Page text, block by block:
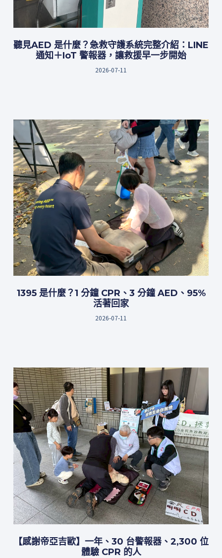
聽見AED 是什麼？急救守護系統完整介紹：LINE
通知＋IoT 警報器，讓救援早一步開始
2026-07-11
1395 是什麼？1 分鐘 CPR、3 分鐘 AED、95%
活著回家
2026-07-11
【感謝帝亞吉歐】一年、30 台警報器、2,300 位
體驗 CPR 的人